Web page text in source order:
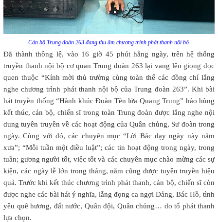
Cán bộ Trung đoàn 263 đang thu âm chương trình phát thanh nội bộ.
Đã thành thông lệ, vào 16 giờ 45 phút hằng ngày, trên hệ thống
truyền thanh nội bộ cơ quan Trung đoàn 263 lại vang lên giọng đọc
quen thuộc “Kính mời thủ trường cùng toàn thể các đồng chí lắng
nghe chương trình phát thanh nội bộ của Trung đoàn 263”. Khi bài
hát truyền thống “Hành khúc Đoàn Tên lửa Quang Trung” hào hùng
kết thúc, cán bộ, chiến sĩ trong toàn Trung đoàn được lắng nghe nội
dung tuyên truyền về các hoạt động của Quân chủng, Sư đoàn trong
ngày. Cùng với đó, các chuyên mục “Lời Bác dạy ngày này năm
xưa”; “Mỗi tuần một điều luật”; các tin hoạt động trong ngày, trong
tuần; gương người tốt, việc tốt và các chuyên mục chào mừng các sự
kiện, các ngày lễ lớn trong tháng, năm cũng được tuyên truyền hiệu
quả. Trước khi kết thúc chương trình phát thanh, cán bộ, chiến sĩ còn
được nghe các bài hát ý nghĩa, lắng đọng ca ngợi Đảng, Bác Hồ, tình
yêu quê hương, đất nước, Quân đội, Quân chủng… do tổ phát thanh
lựa chọn.